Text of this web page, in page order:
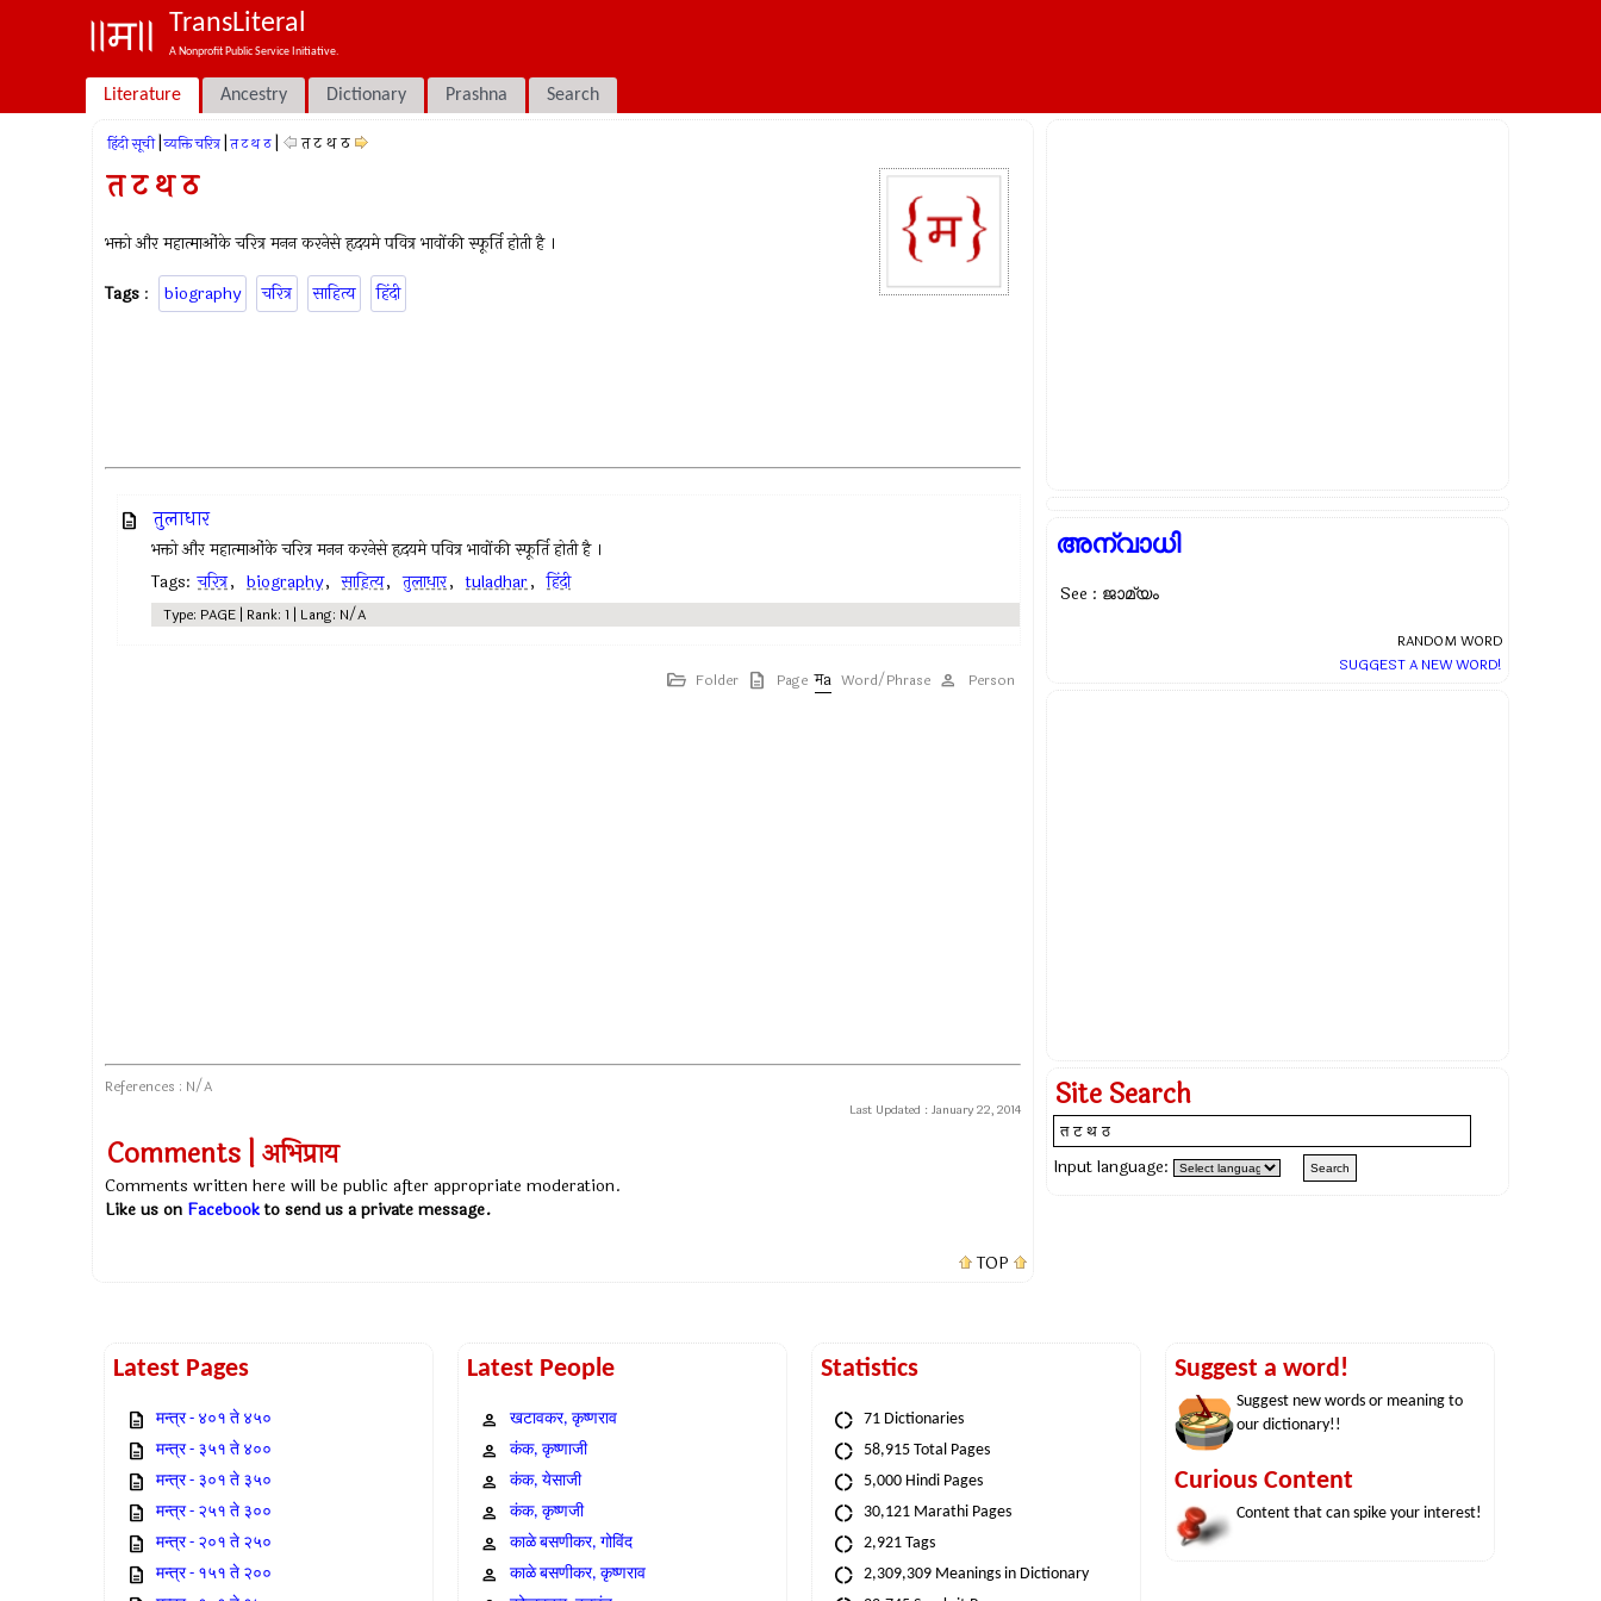
TransLiteral
A Nonprofit Public Service Initiative.
Literature Ancestry Dictionary Prashna Search
हिंदी सूची व्यक्ति चरित्र त ट थ ठ त ट थ ठ
त ट थ ठ
भक्तो और महात्माओंके चरित्र मनन करनेसे हृदयमे पवित्र भावोंकी स्फूर्ति होती है ।
Tags : biography चरित्र साहित्य हिंदी
तुलाधार
भक्तो और महात्माओंके चरित्र मनन करनेसे हृदयमे पवित्र भावोंकी स्फूर्ति होती है ।
Tags: चरित्र, biography, साहित्य, तुलाधार, tuladhar, हिंदी
Type: PAGE | Rank: 1 | Lang: N/A
Folder Page Word/Phrase Person
References : N/A
Last Updated : January 22, 2014
Comments | अभिप्राय
Comments written here will be public after appropriate moderation.
Like us on Facebookto send us a private message.
TOP
അന്വാധി
See : ജാമ്യം
RANDOM WORD
SUGGEST A NEW WORD!
Site Search
Input language:
Latest Pages
मन्त्र - ४०१ ते ४५०
मन्त्र - ३५१ ते ४००
मन्त्र - ३०१ ते ३५०
मन्त्र - २५१ ते ३००
मन्त्र - २०१ ते २५०
मन्त्र - १५१ ते २००
Latest People
खटावकर, कृष्णराव
कंक, कृष्णाजी
कंक, येसाजी
कंक, कृष्णजी
काळे बसणीकर, गोविंद
काळे बसणीकर, कृष्णराव
Statistics
71 Dictionaries
58,915 Total Pages
5,000 Hindi Pages
30,121 Marathi Pages
2,921 Tags
2,309,309 Meanings in Dictionary
Suggest a word!
Suggest new words or meaning to
our dictionary!!
Curious Content
Content that can spike your interest!